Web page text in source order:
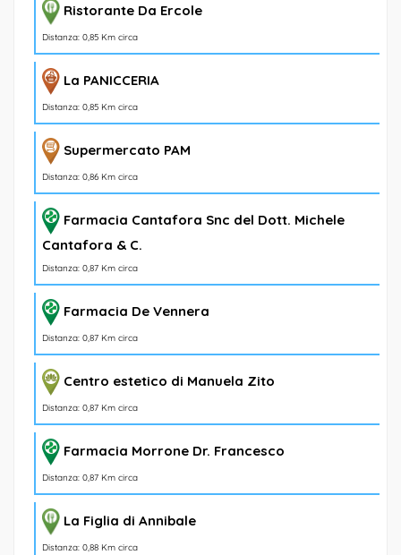
Ristorante Da Ercole
Distanza: 0,85 Km circa
La PANICCERIA
Distanza: 0,85 Km circa
Supermercato PAM
Distanza: 0,86 Km circa
Farmacia Cantafora Snc del Dott. Michele
Cantafora & C.
Distanza: 0,87 Km circa
Farmacia De Vennera
Distanza: 0,87 Km circa
Centro estetico di Manuela Zito
Distanza: 0,87 Km circa
Farmacia Morrone Dr. Francesco
Distanza: 0,87 Km circa
La Figlia di Annibale
Distanza: 0,88 Km circa